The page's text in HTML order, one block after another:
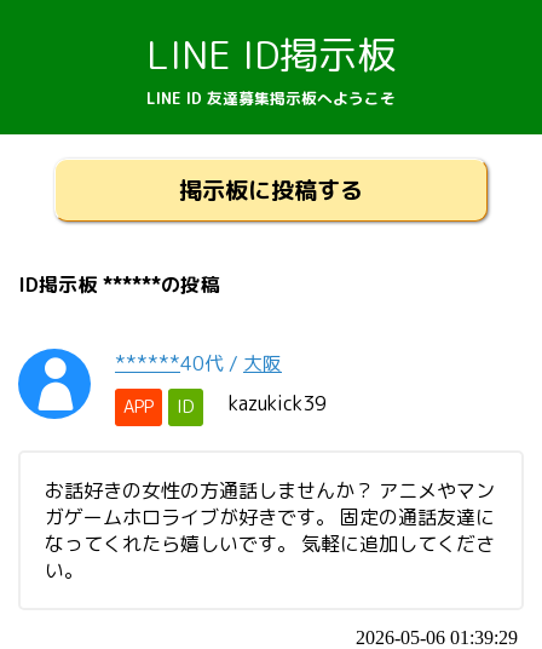
LINE ID掲示板
LINE ID 友達募集掲示板へようこそ
掲示板に投稿する
ID掲示板 ******の投稿
******40代 / 大阪
APP ID kazukick39
お話好きの女性の方通話しませんか？ アニメやマン
ガゲームホロライブが好きです。 固定の通話友達に
なってくれたら嬉しいです。 気軽に追加してくださ
い。
2026-05-06 01:39:29